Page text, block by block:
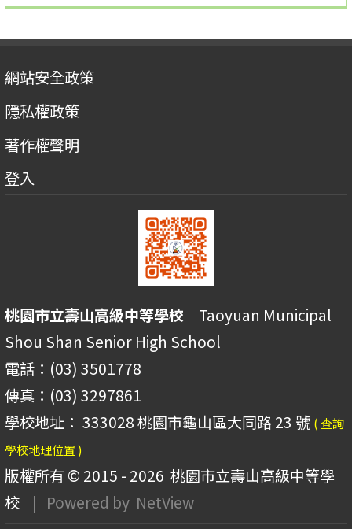
網站安全政策
隱私權政策
著作權聲明
登入
桃園市立壽山高級中等學校 Taoyuan Municipal
Shou Shan Senior High School
電話：(03) 3501778
傳真：(03) 3297861
學校地址： 333028 桃園市龜山區大同路 23 號 ( 查詢
學校地理位置 )
版權所有 © 2015 - 2026 桃園市立壽山高級中等學
校
| Powered by NetView